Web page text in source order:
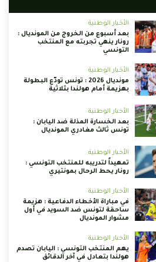
الأخبار الوطنية
بعد أسبوع من الخروج من المونديال :
رونار ينهي تجربته مع المنتخب
التونسي
الأخبار الوطنية
مونديال 2026 : تونس تودّع البطولة
بهزيمة أمام هولندا بثلاثية
الأخبار الوطنية
بعد الخسارة المذلة ضد اليابان :
تونس ثالث مغادري المونديال
الأخبار الوطنية
تمهيداً لتدريبه للمنتخب التونسي :
رونار يحط الرحال بمونتيري
الأخبار الوطنية
في مباراة الأخطاء الدفاعية : هزيمة
ساحقة لتونس ضد السويد في أول
مشوار المونديال
الأخبار الوطنية
يهم المنتخب التونسي : اليابان تصدم
هولندا بتعادل في آخر الدقائق